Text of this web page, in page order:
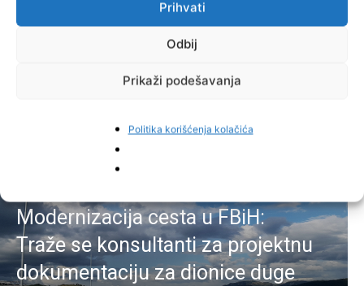
Prihvati
Odbij
Prikaži podešavanja
Politika korišćenja kolačića
još nema
9. Augusta 2026.
Modernizacija cesta u FBiH:
Traže se konsultanti za projektnu
dokumentaciju za dionice duge